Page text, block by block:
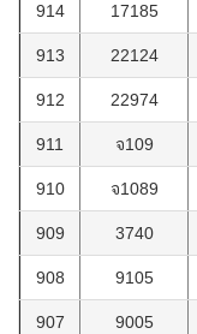
914 17185
913 22124
912 22974
911 จ109
910 จ1089
909 3740
908 9105
907 9005